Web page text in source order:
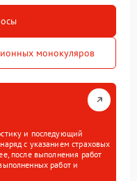
монокуляров
и последующий
с указанием страховых
после выполнения работ
работ и